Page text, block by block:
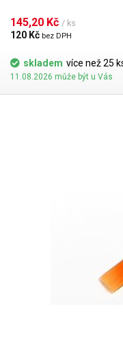
Nabízíme nástavce se
hustší kapaliny je vhodnější
jsou všechny dispenzní
145,20 Kč / ks
120 Kč bez DPH
skladem více než 25
11.08.2026 může být u Vás